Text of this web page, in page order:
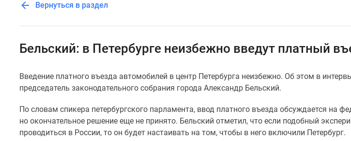
застройщики
авторы
Апартаменты
Вернуться в раздел
Бельский: в Петербурге неизбежно введут платный
Введение платного въезда автомобилей в центр Петербурга неизбежно. Об этом в
председатель законодательного собрания города Александр Бельский.
По словам спикера петербургского парламента, ввод платного въезда обсуждается на
но окончательное решение еще не принято. Бельский отметил, что если подобный
проводиться в России, то он будет настаивать на том, чтобы в него включили Петербург.